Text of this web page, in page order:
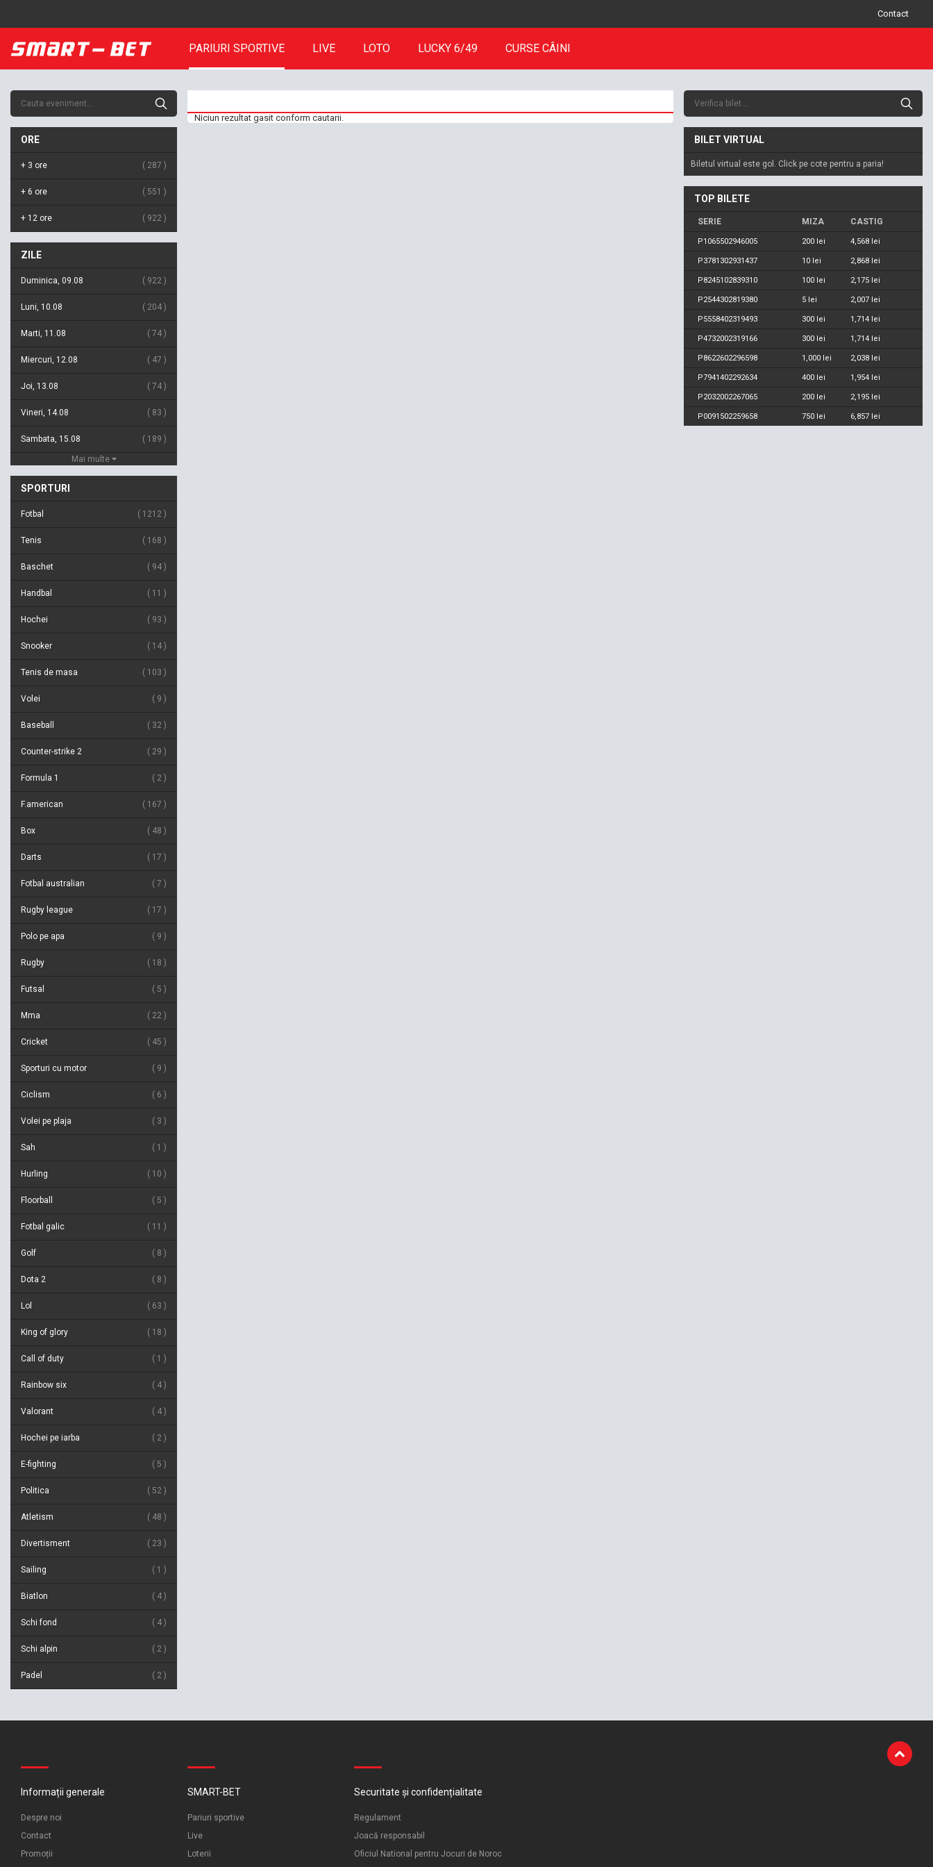
Contact
PARIURI SPORTIVE LIVE LOTO LUCKY 6/49 CURSE CÂINI
ORE
+ 3 ore 287
+ 6 ore 551
+ 12 ore 922
ZILE
Duminica, 09.08 922
Luni, 10.08 204
Marti, 11.08 74
Miercuri, 12.08 47
Joi, 13.08 74
Vineri, 14.08 83
Sambata, 15.08 189
Mai multe
SPORTURI
Fotbal 1212
Tenis 168
Baschet 94
Handbal 11
Hochei 93
Snooker 14
Tenis de masa 103
Volei 9
Baseball 32
Counter-strike 2 29
Formula 1 2
F.american 167
Box 48
Darts 17
Fotbal australian 7
Rugby league 17
Polo pe apa 9
Rugby 18
Futsal 5
Mma 22
Cricket 45
Sporturi cu motor 9
Ciclism 6
Volei pe plaja 3
Sah 1
Hurling 10
Floorball 5
Fotbal galic 11
Golf 8
Dota 2 8
Lol 63
King of glory 18
Call of duty 1
Rainbow six 4
Valorant 4
Hochei pe iarba 2
E-fighting 5
Politica 52
Atletism 48
Divertisment 23
Sailing 1
Biatlon 4
Schi fond 4
Schi alpin 2
Padel 2
Niciun rezultat gasit conform cautarii.
BILET VIRTUAL
Biletul virtual este gol. Click pe cote pentru a paria!
TOP BILETE
SERIE MIZA CASTIG
P1065502946005 200 lei 4,568 lei
P3781302931437 10 lei 2,868 lei
P8245102839310 100 lei 2,175 lei
P2544302819380 5 lei 2,007 lei
P5558402319493 300 lei 1,714 lei
P4732002319166 300 lei 1,714 lei
P8622602296598 1,000 lei 2,038 lei
P7941402292634 400 lei 1,954 lei
P2032002267065 200 lei 2,195 lei
P0091502259658 750 lei 6,857 lei
Informații generale
Despre noi
Contact
Promoții
SMART-BET
Pariuri sportive
Live
Loterii
Securitate și confidențialitate
Regulament
Joacă responsabil
Oficiul National pentru Jocuri de Noroc